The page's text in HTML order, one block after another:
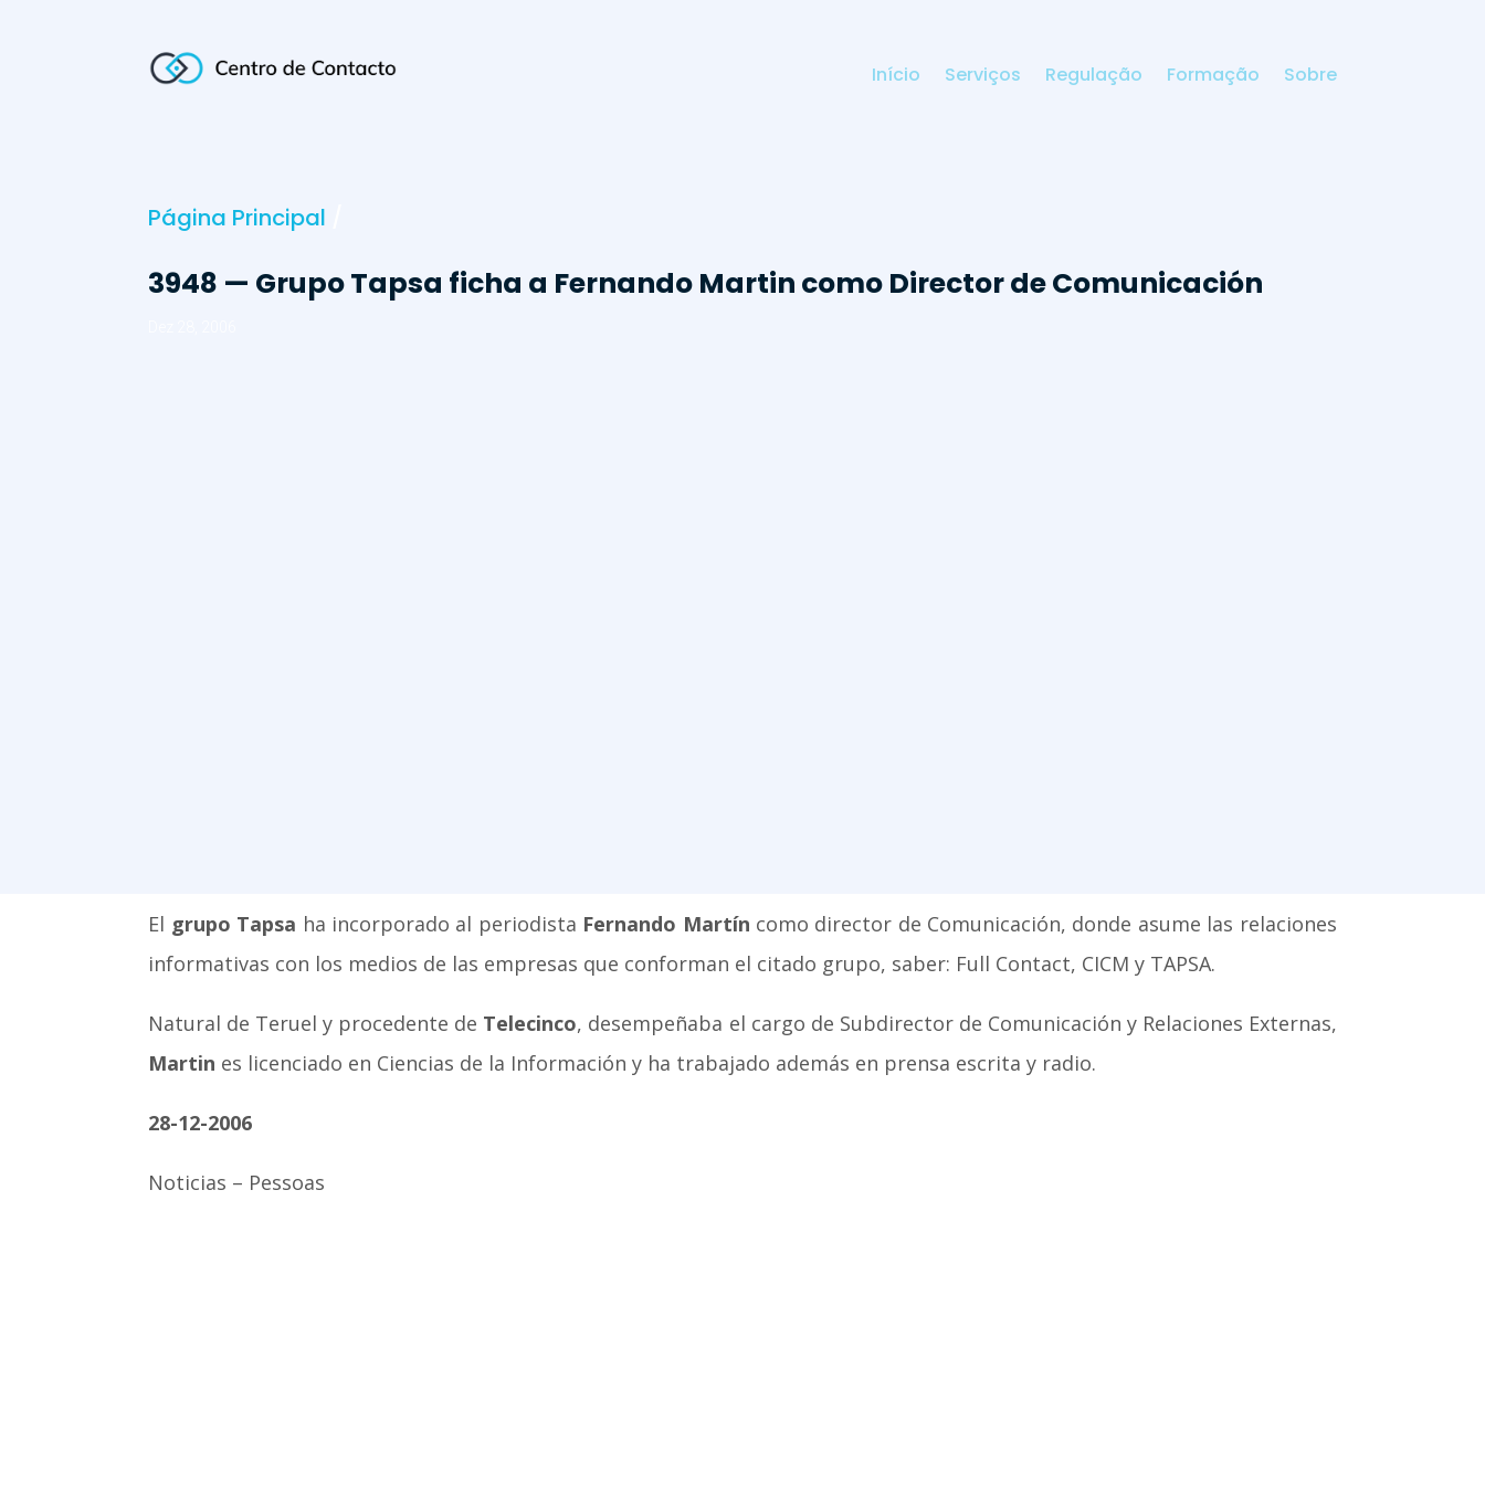
Início Serviços Regulação Formação Sobre
Página Principal
3948 — Grupo Tapsa ficha a Fernando Martin como Director de Comunicación
El grupo Tapsa ha incorporado al periodista Fernando Martín como director de Comunicación, donde asume las relaciones
informativas con los medios de las empresas que conforman el citado grupo, saber: Full Contact, CICM y TAPSA.
Natural de Teruel y procedente de Telecinco, desempeñaba el cargo de Subdirector de Comunicación y Relaciones Externas,
Martin es licenciado en Ciencias de la Información y ha trabajado además en prensa escrita y radio.
28-12-2006
Noticias – Pessoas